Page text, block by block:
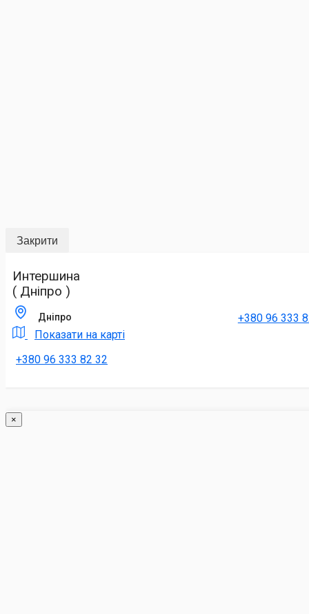
Закрити
Интершина
( Дніпро )
Дніпро
Показати на карті
+380 96 333 82 32
+380 96 333
×